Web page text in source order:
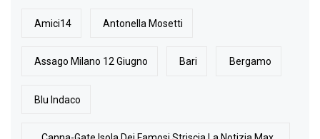
Amici14 Antonella Mosetti
Assago Milano 12 Giugno Bari Bergamo
Blu Indaco